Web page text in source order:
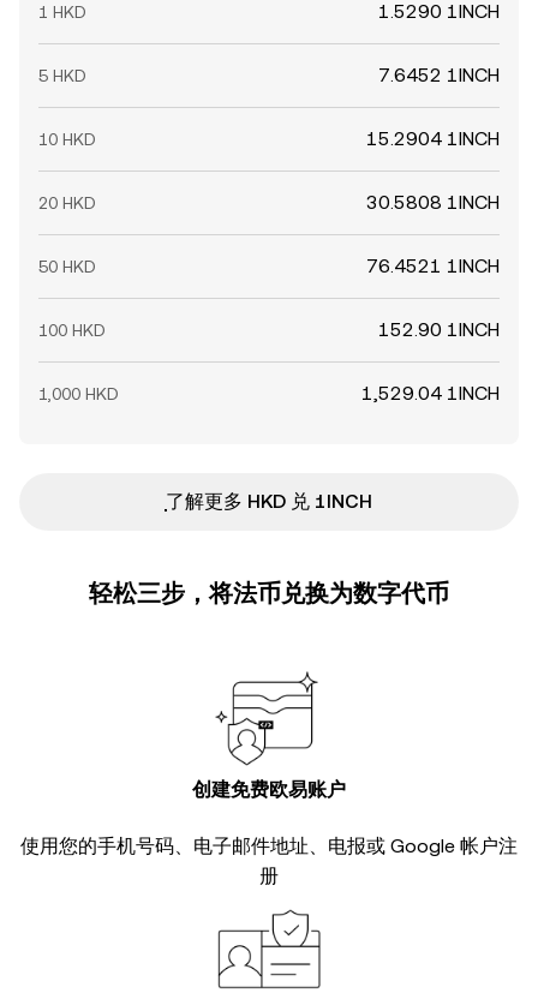
1 HKD 1.5290 1INCH
5 HKD 7.6452 1INCH
10 HKD 15.2904 1INCH
20 HKD 30.5808 1INCH
50 HKD 76.4521 1INCH
100 HKD 152.90 1INCH
1,000 HKD 1,529.04 1INCH
ִִִִִִִִִִִִִִִִִִִִִִִִִִִִִִִִִִִִִִִִִִִִִִִ了解更多 HKD 兑 1INCH
轻松三步，将法币兑换为数字代币
创建免费欧易账户
使用您的手机号码、电子邮件地址、电报或 Google 帐户注
册